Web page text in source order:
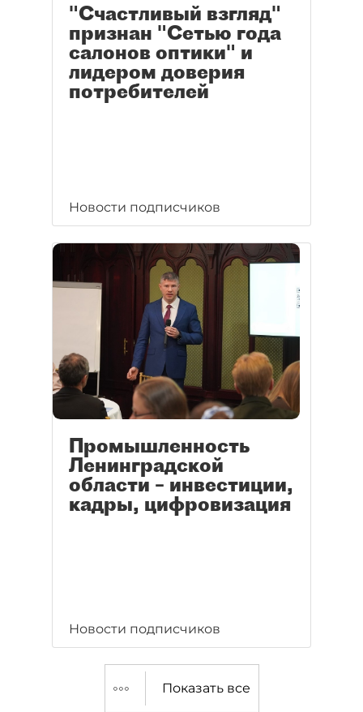
"Счастливый взгляд"
признан "Сетью года
салонов оптики" и
лидером доверия
потребителей
Новости подписчиков
Промышленность
Ленинградской
области – инвестиции,
кадры, цифровизация
Новости подписчиков
Показать все